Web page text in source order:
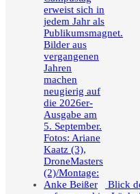
Blick